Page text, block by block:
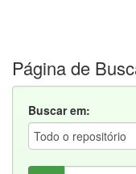
Página de
Buscar em: